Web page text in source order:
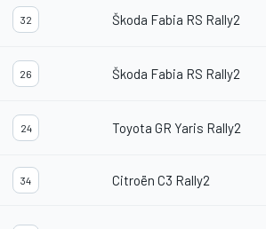
32 Škoda Fabia RS Rally2
26 Škoda Fabia RS Rally2
24 Toyota GR Yaris Rally2
34 Citroën C3 Rally2